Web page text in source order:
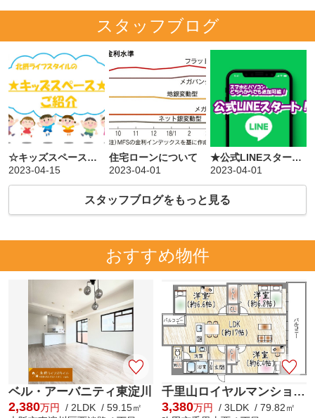
スタッフブログ
☆キッズスペース完備☆当社の設備について☆
2023-04-15
住宅ローンについて
2023-04-01
★公式LINEスタート★
2023-04-01
スタッフブログをもっと見る
おすすめ物件
ベル・アーバニティ東淀川
2,380万円
/ 2LDK / 59.15㎡
千里山ロイヤルマンション2番街D棟
3,380万円
/ 3LDK / 79.82㎡